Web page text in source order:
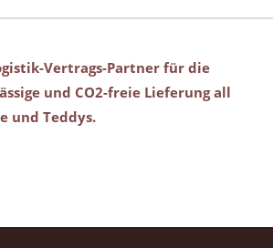
Vertrags-Partner für die
und CO2-freie Lieferung all
und Teddys.